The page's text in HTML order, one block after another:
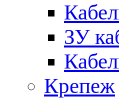
ЗУ
Крепеж